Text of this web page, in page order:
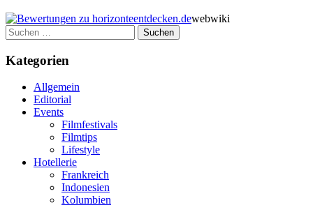
webwiki
Suchen
nach:
Kategorien
Allgemein
Editorial
Events
Filmfestivals
Filmtips
Lifestyle
Hotellerie
Frankreich
Indonesien
Kolumbien